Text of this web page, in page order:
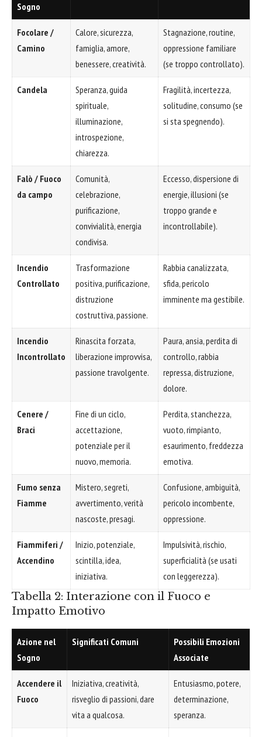
Sogno
Focolare /
Camino
Calore, sicurezza,
famiglia, amore,
benessere, creatività.
Stagnazione, routine,
oppressione familiare
(se troppo controllato).
Candela
Speranza, guida
spirituale,
illuminazione,
introspezione,
chiarezza.
Fragilità, incertezza,
solitudine, consumo (se
si sta spegnendo).
Falò / Fuoco
da campo
Comunità,
celebrazione,
purificazione,
convivialità, energia
condivisa.
Eccesso, dispersione di
energie, illusioni (se
troppo grande e
incontrollabile).
Incendio
Controllato
Trasformazione
positiva, purificazione,
distruzione
costruttiva, passione.
Rabbia canalizzata,
sfida, pericolo
imminente ma gestibile.
Incendio
Incontrollato
Rinascita forzata,
liberazione improvvisa,
passione travolgente.
Paura, ansia, perdita di
controllo, rabbia
repressa, distruzione,
dolore.
Cenere /
Braci
Fine di un ciclo,
accettazione,
potenziale per il
nuovo, memoria.
Perdita, stanchezza,
vuoto, rimpianto,
esaurimento, freddezza
emotiva.
Fumo senza
Fiamme
Mistero, segreti,
avvertimento, verità
nascoste, presagi.
Confusione, ambiguità,
pericolo incombente,
oppressione.
Fiammiferi /
Accendino
Inizio, potenziale,
scintilla, idea,
iniziativa.
Impulsività, rischio,
superficialità (se usati
con leggerezza).
Tabella 2: Interazione con il Fuoco e
Impatto Emotivo
Azione nel
Sogno
Significati Comuni
Possibili Emozioni
Associate
Accendere il
Fuoco
Iniziativa, creatività,
risveglio di passioni, dare
vita a qualcosa.
Entusiasmo, potere,
determinazione,
speranza.